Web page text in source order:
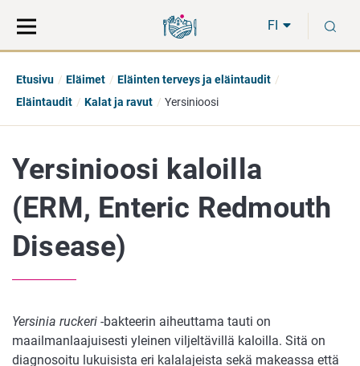
suoraan
sisältöön
koko
sivuston
FI
Etusivu Eläimet
Eläinten terveys ja eläintaudit
Eläintaudit
Kalat ja ravut Yersinioosi
Yersinioosi kaloilla
(ERM, Enteric Redmouth
Disease)
Yersinia ruckeri -bakteerin aiheuttama tauti on
maailmanlaajuisesti yleinen viljeltävillä kaloilla. Sitä on
diagnosoitu lukuisista eri kalalajeista sekä makeassa että